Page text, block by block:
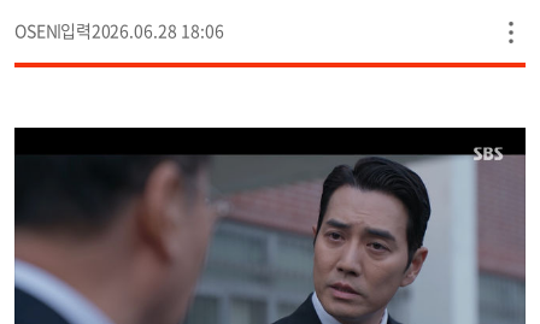
OSEN 2026.06.28 18:06